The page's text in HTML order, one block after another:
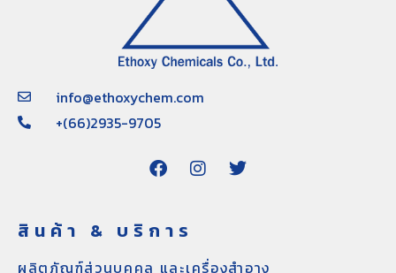
info@ethoxychem.com
+(66)2935-9705
สินค้า & บริการ
ผลิตภัณฑ์ส่วนบุคคล และเครื่องสำอาง